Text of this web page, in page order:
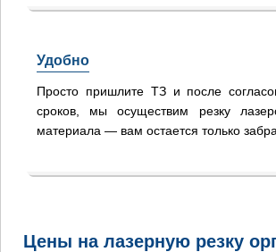
Удобно
Просто пришлите ТЗ и после
сроков, мы осуществим резку
материала — вам остается только
Цены на лазерную резку